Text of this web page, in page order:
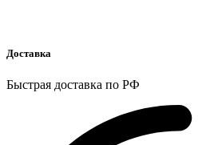
Доставка
Быстрая доставка по РФ